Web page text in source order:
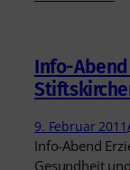
Info-Abend
9. Februar 2011
Info-Abend
Gesundheit